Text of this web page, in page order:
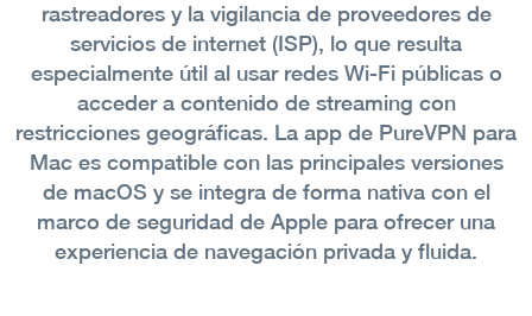
rastreadores y la vigilancia de proveedores de
servicios de internet (ISP), lo que resulta
especialmente útil al usar redes Wi-Fi públicas o
acceder a contenido de streaming con
restricciones geográficas. La app de PureVPN para
Mac es compatible con las principales versiones
de macOS y se integra de forma nativa con el
marco de seguridad de Apple para ofrecer una
experiencia de navegación privada y fluida.